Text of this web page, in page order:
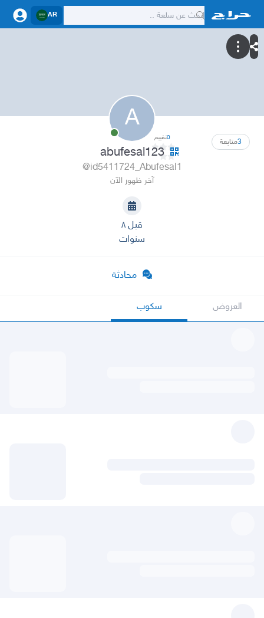
AR
A
3متابعة 0تقييم
abufesal123
@id5411724_Abufesal1
آخر ظهور الآن
قبل ٨
سنوات
محادثة
العروض سكوب